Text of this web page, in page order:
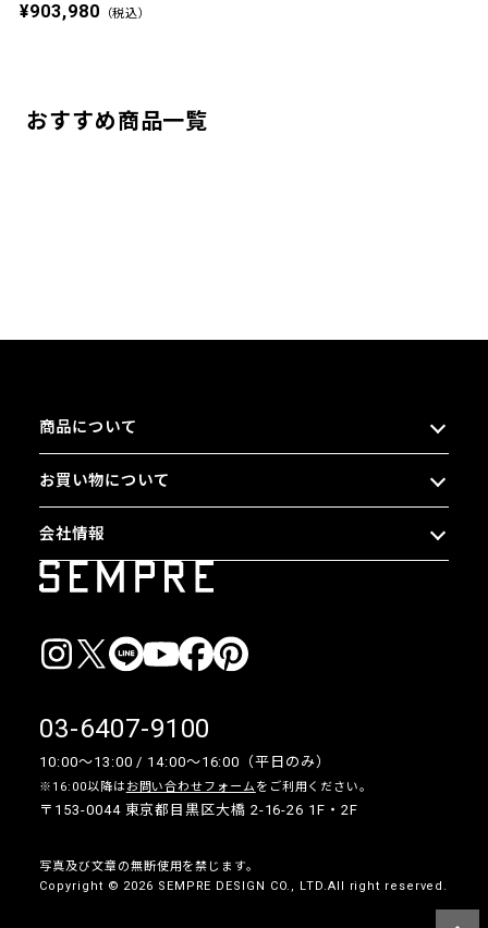
¥903,980 （税込）
おすすめ商品一覧
商品について
お買い物について
会社情報
03-6407-9100
10:00〜13:00 / 14:00〜16:00（平日のみ）
※16:00以降は お問い合わせフォームをご利用ください。
〒153-0044 東京都目黒区大橋 2-16-26 1F・2F
写真及び文章の無断使用を禁じます。
Copyright © 2026 SEMPRE DESIGN CO., LTD.All right reserved.